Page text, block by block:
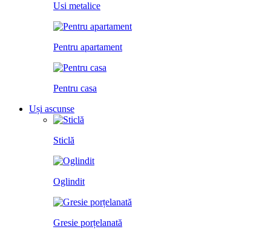
Usi metalice
Pentru apartament
Pentru casa
Uși ascunse
Sticlă
Oglindit
Gresie porțelanată